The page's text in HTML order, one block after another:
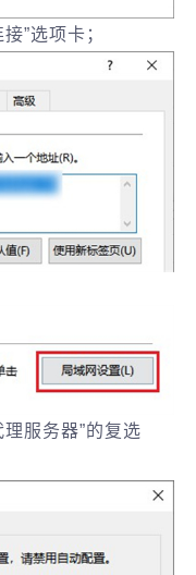
”选项卡；
服务器”的复选